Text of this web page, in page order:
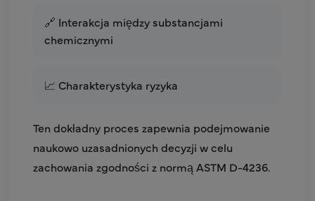
🔗 Interakcja między substancjami
chemicznymi
📈 Charakterystyka ryzyka
Ten dokładny proces zapewnia podejmowanie
naukowo uzasadnionych decyzji w celu
zachowania zgodności z normą ASTM D-4236.